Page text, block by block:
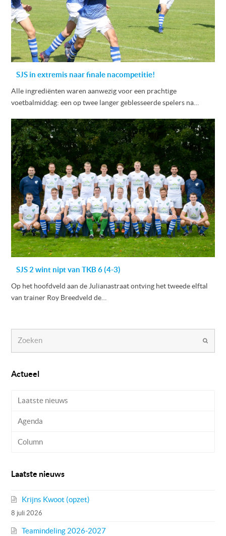
SJS in extremis naar finale nacompetitie!
Alle ingrediënten waren aanwezig voor een prachtige
voetbalmiddag: een op twee langer geblesseerde spelers na…
SJS 2 wint nipt van TKB 6 (4-3)
Op het hoofdveld aan de Julianastraat ontving het tweede elftal
van trainer Roy Breedveld de…
Actueel
Laatste nieuws
Agenda
Column
Laatste nieuws
Krijns Kwoot (opzet)
8 juli 2026
Teamindeling 2026-2027